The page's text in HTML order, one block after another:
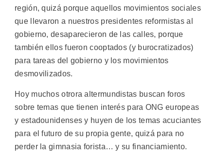
región, quizá porque aquellos movimientos sociales
que llevaron a nuestros presidentes reformistas al
gobierno, desaparecieron de las calles, porque
también ellos fueron cooptados (y burocratizados)
para tareas del gobierno y los movimientos
desmovilizados.
Hoy muchos otrora altermundistas buscan foros
sobre temas que tienen interés para ONG europeas
y estadounidenses y huyen de los temas acuciantes
para el futuro de su propia gente, quizá para no
perder la gimnasia forista… y su financiamiento.